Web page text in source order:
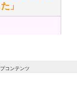
グに、何か意
」
）
と他の融通
コンテンツ